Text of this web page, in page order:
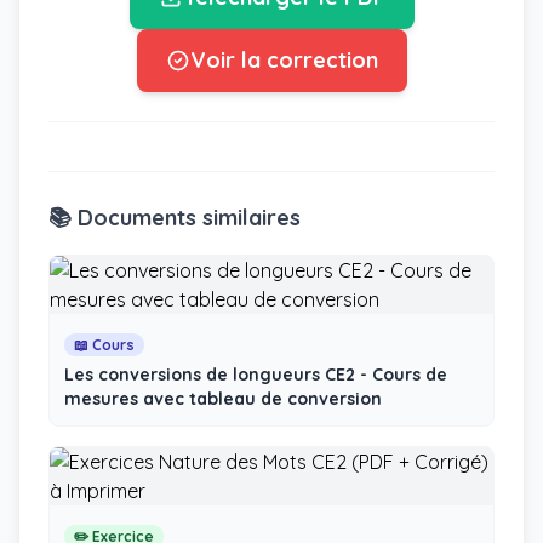
Voir la correction
📚 Documents similaires
📖 Cours
Les conversions de longueurs CE2 - Cours de
mesures avec tableau de conversion
✏️ Exercice